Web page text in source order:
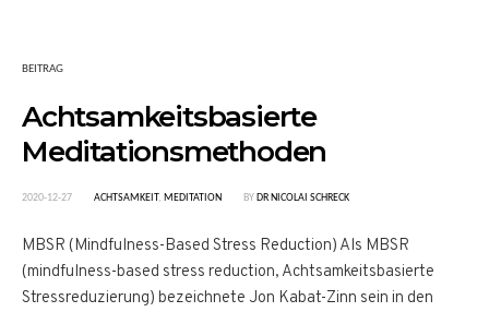
BEITRAG
Achtsamkeitsbasierte
Meditationsmethoden
2020-12-27 ACHTSAMKEIT, MEDITATION BY DR NICOLAI SCHRECK
MBSR (Mindfulness-Based Stress Reduction) Als MBSR
(mindfulness-based stress reduction, Achtsamkeitsbasierte
Stressreduzierung) bezeichnete Jon Kabat-Zinn sein in den